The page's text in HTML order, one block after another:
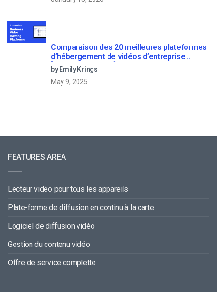
Comparaison des 20 meilleures plateformes
d’hébergement de vidéos d’entreprise
[Updated for 2022]
by Emily Krings
May 9, 2025
FEATURES AREA
Lecteur vidéo pour tous les appareils
Plate-forme de diffusion en continu à la carte
Logiciel de diffusion vidéo
Gestion du contenu vidéo
Offre de service complette